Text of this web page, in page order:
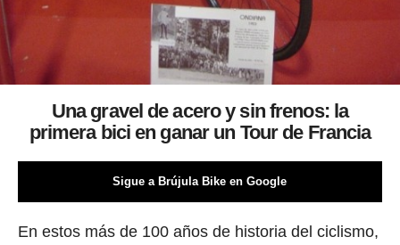
Una gravel de acero y sin frenos: la
primera bici en ganar un Tour de Francia
Sigue a Brújula Bike en Google
En estos más de 100 años de historia del ciclismo,